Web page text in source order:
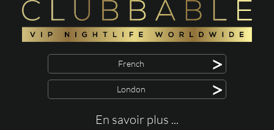
French >
London >
En savoir plus ...